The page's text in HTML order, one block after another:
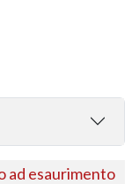
ad esaurimento